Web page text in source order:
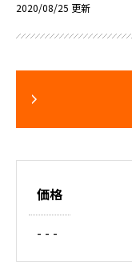
2020/08/25 更新
価格
- - -